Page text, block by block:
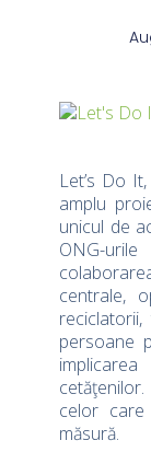
Let’s Do
amplu
unicul de
ONG-
centrale,
persoane
celor
măsură.